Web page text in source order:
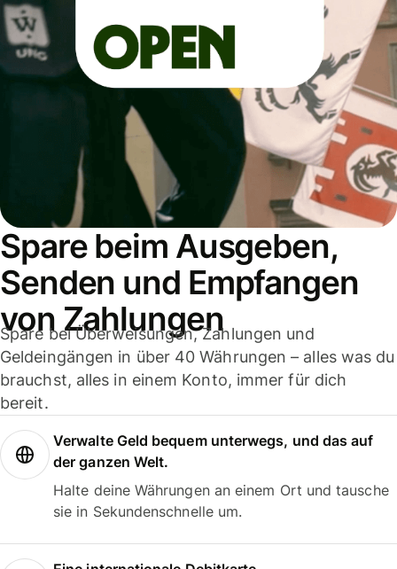
Spare beim Ausgeben,
Senden und Empfangen
von Zahlungen
Spare bei Überweisungen, Zahlungen und
Geldeingängen in über 40 Währungen – alles was du
brauchst, alles in einem Konto, immer für dich
bereit.
Verwalte Geld bequem unterwegs, und das auf
der ganzen Welt.
Halte deine Währungen an einem Ort und tausche
sie in Sekundenschnelle um.